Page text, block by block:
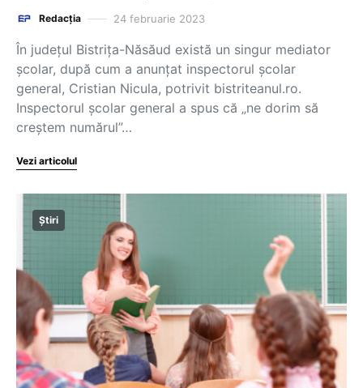
Redacția 24 februarie 2023
În județul Bistrița-Năsăud există un singur mediator
școlar, după cum a anunțat inspectorul școlar
general, Cristian Nicula, potrivit bistriteanul.ro.
Inspectorul școlar general a spus că „ne dorim să
creștem numărul”…
Vezi articolul
Știri